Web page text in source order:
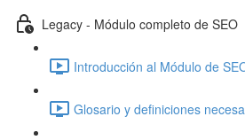
Legacy - Módulo completo de SEO
Introducción al Módulo de
Glosario y definiciones